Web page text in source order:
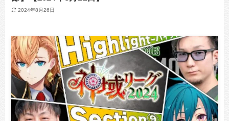
2024年8月26日